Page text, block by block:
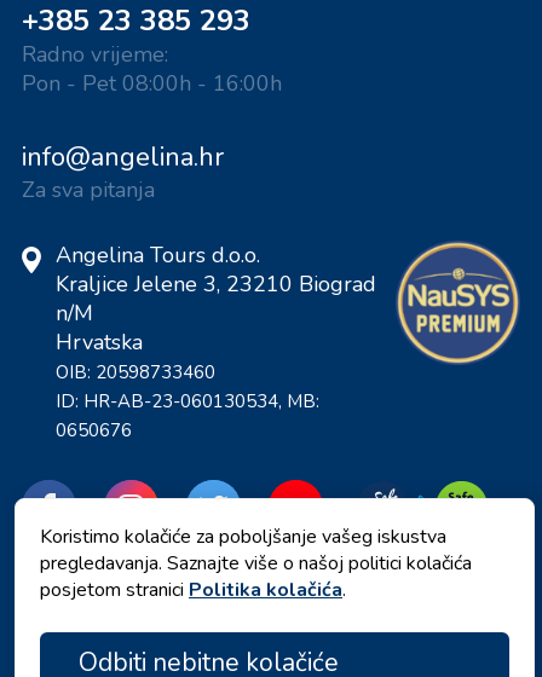
+385 23 385 293
Radno vrijeme:
Pon - Pet 08:00h - 16:00h
info@angelina.hr
Za sva pitanja
Angelina Tours d.o.o.
Kraljice Jelene 3, 23210 Biograd
n/M
Hrvatska
OIB: 20598733460
ID: HR-AB-23-060130534, MB:
0650676
Koristimo kolačiće za poboljšanje vašeg iskustva
pregledavanja. Saznajte više o našoj politici kolačića
posjetom stranici Politika kolačića.
Odbiti nebitne kolačiće